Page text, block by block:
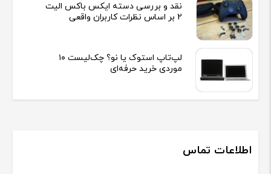
نقد و بررسی دسته ایکس باکس الیت
2 بر اساس نظرات کاربران واقعی
لپ‌تاپ استوک یا نو؟ چک‌لیست ۱۰
موردی خرید حرفه‌ای
اطلاعات تماس